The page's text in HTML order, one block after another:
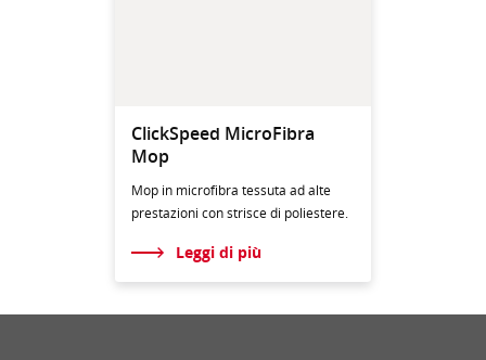
ClickSpeed MicroFibra
Mop
Mop in microfibra tessuta ad alte
prestazioni con strisce di poliestere.
Leggi di più